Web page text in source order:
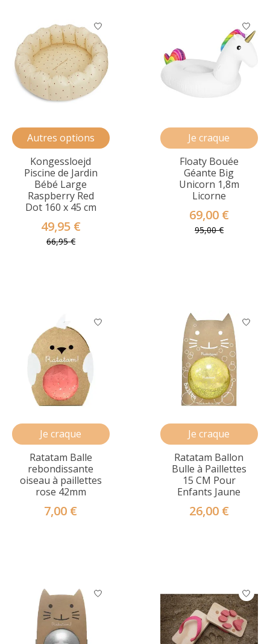
Autres options
Kongessloejd
Piscine de Jardin
Bébé Large
Raspberry Red
Dot 160 x 45 cm
49,95 €
66,95 €
Je craque
Floaty Bouée
Géante Big
Unicorn 1,8m
Licorne
69,00 €
95,00 €
Je craque
Ratatam Balle
rebondissante
oiseau à paillettes
rose 42mm
7,00 €
Je craque
Ratatam Ballon
Bulle à Paillettes
15 CM Pour
Enfants Jaune
26,00 €